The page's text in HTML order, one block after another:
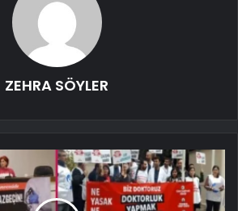
ZEHRA SÖYLER